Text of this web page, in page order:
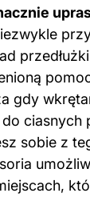
gdy
ciasnych
sobie z